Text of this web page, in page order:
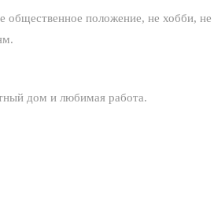
положение, не хобби,
дом и любимая работа.